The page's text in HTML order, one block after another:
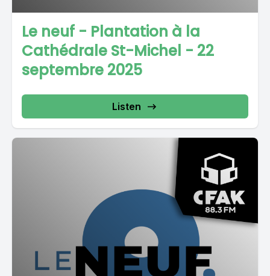
Le neuf - Plantation à la
Cathédrale St-Michel - 22
septembre 2025
Listen